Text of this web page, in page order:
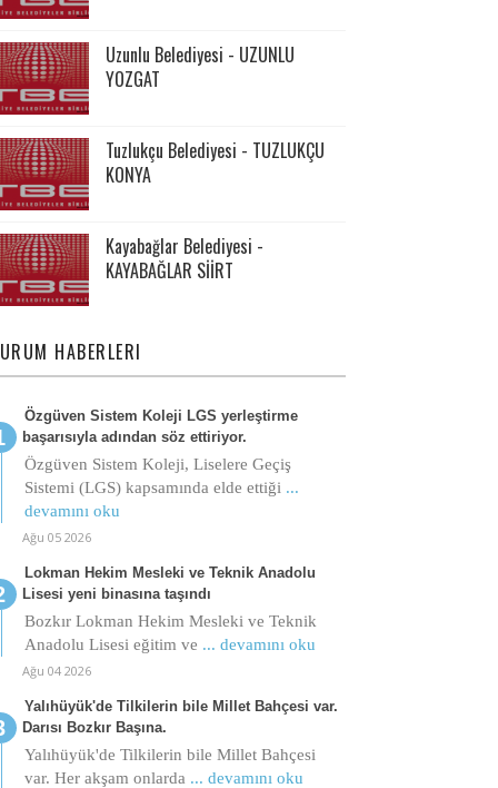
Uzunlu Belediyesi - UZUNLU
YOZGAT
Tuzlukçu Belediyesi - TUZLUKÇU
KONYA
Kayabağlar Belediyesi -
KAYABAĞLAR SİİRT
HABERLERI
Özgüven Sistem Koleji LGS yerleştirme
başarısıyla adından söz ettiriyor.
Özgüven Sistem Koleji, Liselere Geçiş
Sistemi (LGS) kapsamında elde ettiği ...
devamını oku
Ağu 05 2026
Lokman Hekim Mesleki ve Teknik Anadolu
Lisesi yeni binasına taşındı
Bozkır Lokman Hekim Mesleki ve Teknik
Anadolu Lisesi eğitim ve ... devamını oku
Ağu 04 2026
Yalıhüyük'de Tilkilerin bile Millet Bahçesi var.
Darısı Bozkır Başına.
Yalıhüyük'de Tilkilerin bile Millet Bahçesi
var. Her akşam onlarda ... devamını oku